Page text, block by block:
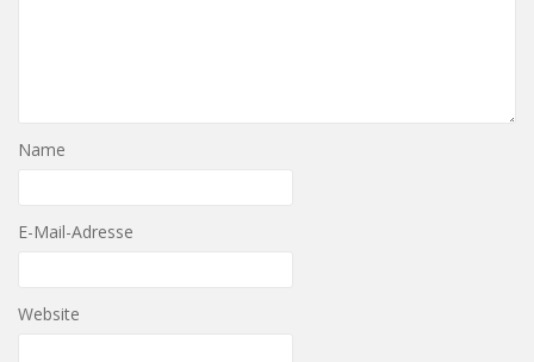
Name
E-Mail-Adresse
Website